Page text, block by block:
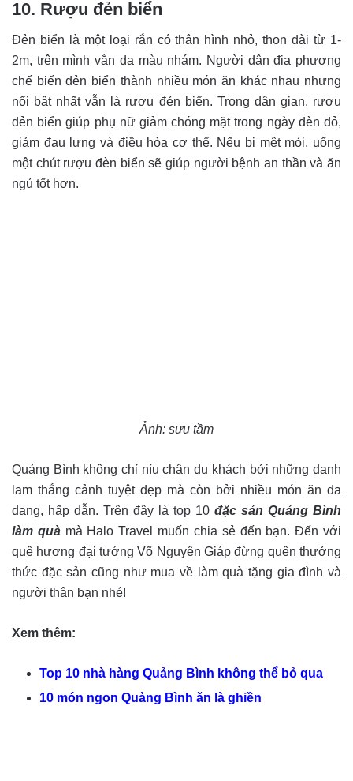
10. Rượu đẻn biển
Đẻn biển là một loại rắn có thân hình nhỏ, thon dài từ 1-
2m, trên mình vằn da màu nhám. Người dân địa phương
chế biến đẻn biển thành nhiều món ăn khác nhau nhưng
nổi bật nhất vẫn là rượu đẻn biển. Trong dân gian, rượu
đẻn biển giúp phụ nữ giảm chóng mặt trong ngày đèn đỏ,
giảm đau lưng và điều hòa cơ thể. Nếu bị mệt mỏi, uống
một chút rượu đèn biển sẽ giúp người bệnh an thần và ăn
ngủ tốt hơn.
Ảnh: sưu tầm
Quảng Bình không chỉ níu chân du khách bởi những danh
lam thắng cảnh tuyệt đẹp mà còn bởi nhiều món ăn đa
dạng, hấp dẫn. Trên đây là top 10 đặc sản Quảng Bình
làm quàmà Halo Travel muốn chia sẻ đến bạn. Đến với
quê hương đại tướng Võ Nguyên Giáp đừng quên thưởng
thức đặc sản cũng như mua về làm quà tặng gia đình và
người thân bạn nhé!
Xem thêm:
Top 10 nhà hàng Quảng Bình không thể bỏ qua
10 món ngon Quảng Bình ăn là ghiền